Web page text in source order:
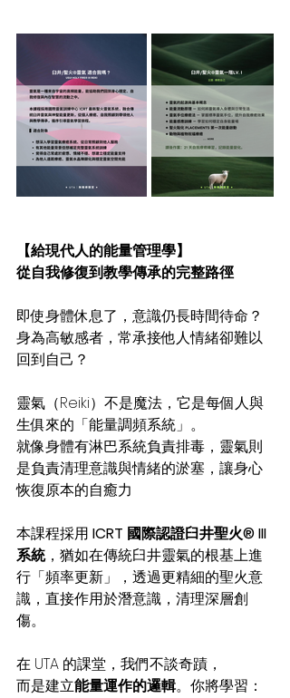
【給現代人的能量管理學】
從自我修復到教學傳承的完整路徑
即使身體休息了，意識仍長時間待命？
身為高敏感者，常承接他人情緒卻難以
回到自己？
靈氣（Reiki）不是魔法，它是每個人與
生俱來的「能量調頻系統」。
就像身體有淋巴系統負責排毒，靈氣則
是負責清理意識與情緒的淤塞，讓身心
恢復原本的自癒力
本課程採用 ICRT 國際認證臼井聖火® III
系統，猶如在傳統臼井靈氣的根基上進
行「頻率更新」，透過更精細的聖火意
識，直接作用於潛意識，清理深層創
傷。
在 UTA 的課堂，我們不談奇蹟，
而是建立能量運作的邏輯。你將學習：